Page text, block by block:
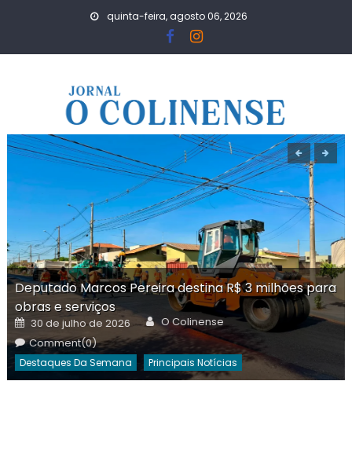
quinta-feira, agosto 06, 2026
Deputado Marcos Pereira destina R$ 3 milhões para
obras e serviços
Posted
on
30 de julho de 2026 Author
O Colinense
Comment(0)
Destaques Da Semana Principais Notícias